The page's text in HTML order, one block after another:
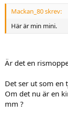
Mackan_80 skrev:
Här är min mini.
Är det en
Det ser ut som en
Om det nu är en
mm ?